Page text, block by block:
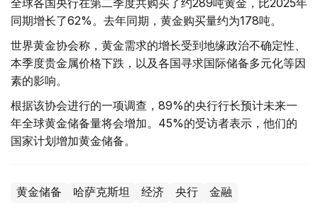
同期增长了62%。去年同期，黄金购买量约为178吨。
世界黄金协会称，黄金需求的增长受到地缘政治不确定性、
本季度贵金属价格下跌，以及各国寻求国际储备多元化等因
素的影响。
根据该协会进行的一项调查，89%的央行行长预计未来一
年全球黄金储备量将会增加。45%的受访者表示，他们的
国家计划增加黄金储备。
黄金储备 哈萨克斯坦 经济 央行 金融